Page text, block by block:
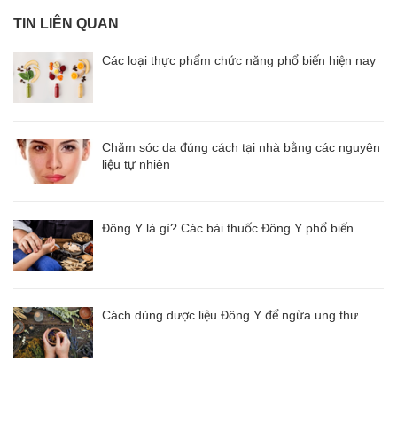
TIN LIÊN QUAN
Các loại thực phẩm chức năng phổ biến hiện nay
Chăm sóc da đúng cách tại nhà bằng các nguyên
liệu tự nhiên
Đông Y là gì? Các bài thuốc Đông Y phổ biến
Cách dùng dược liệu Đông Y để ngừa ung thư